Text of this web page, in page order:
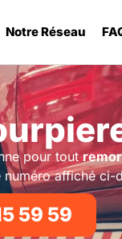
Notre Réseau
pour tout
affiché ci-
59 59